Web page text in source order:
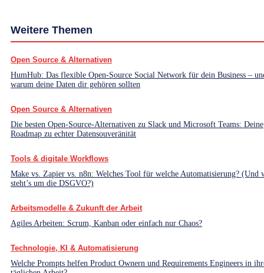
Weitere Themen
Open Source & Alternativen
HumHub: Das flexible Open-Source Social Network für dein Business –
warum deine Daten dir gehören sollten
Open Source & Alternativen
Die besten Open-Source-Alternativen zu Slack und Microsoft Teams: Deine
Roadmap zu echter Datensouveränität
Tools & digitale Workflows
Make vs. Zapier vs. n8n: Welches Tool für welche Automatisierung? (Und
steht’s um die DSGVO?)
Arbeitsmodelle & Zukunft der Arbeit
Agiles Arbeiten: Scrum, Kanban oder einfach nur Chaos?
Technologie, KI & Automatisierung
Welche Prompts helfen Product Ownern und Requirements Engineers in